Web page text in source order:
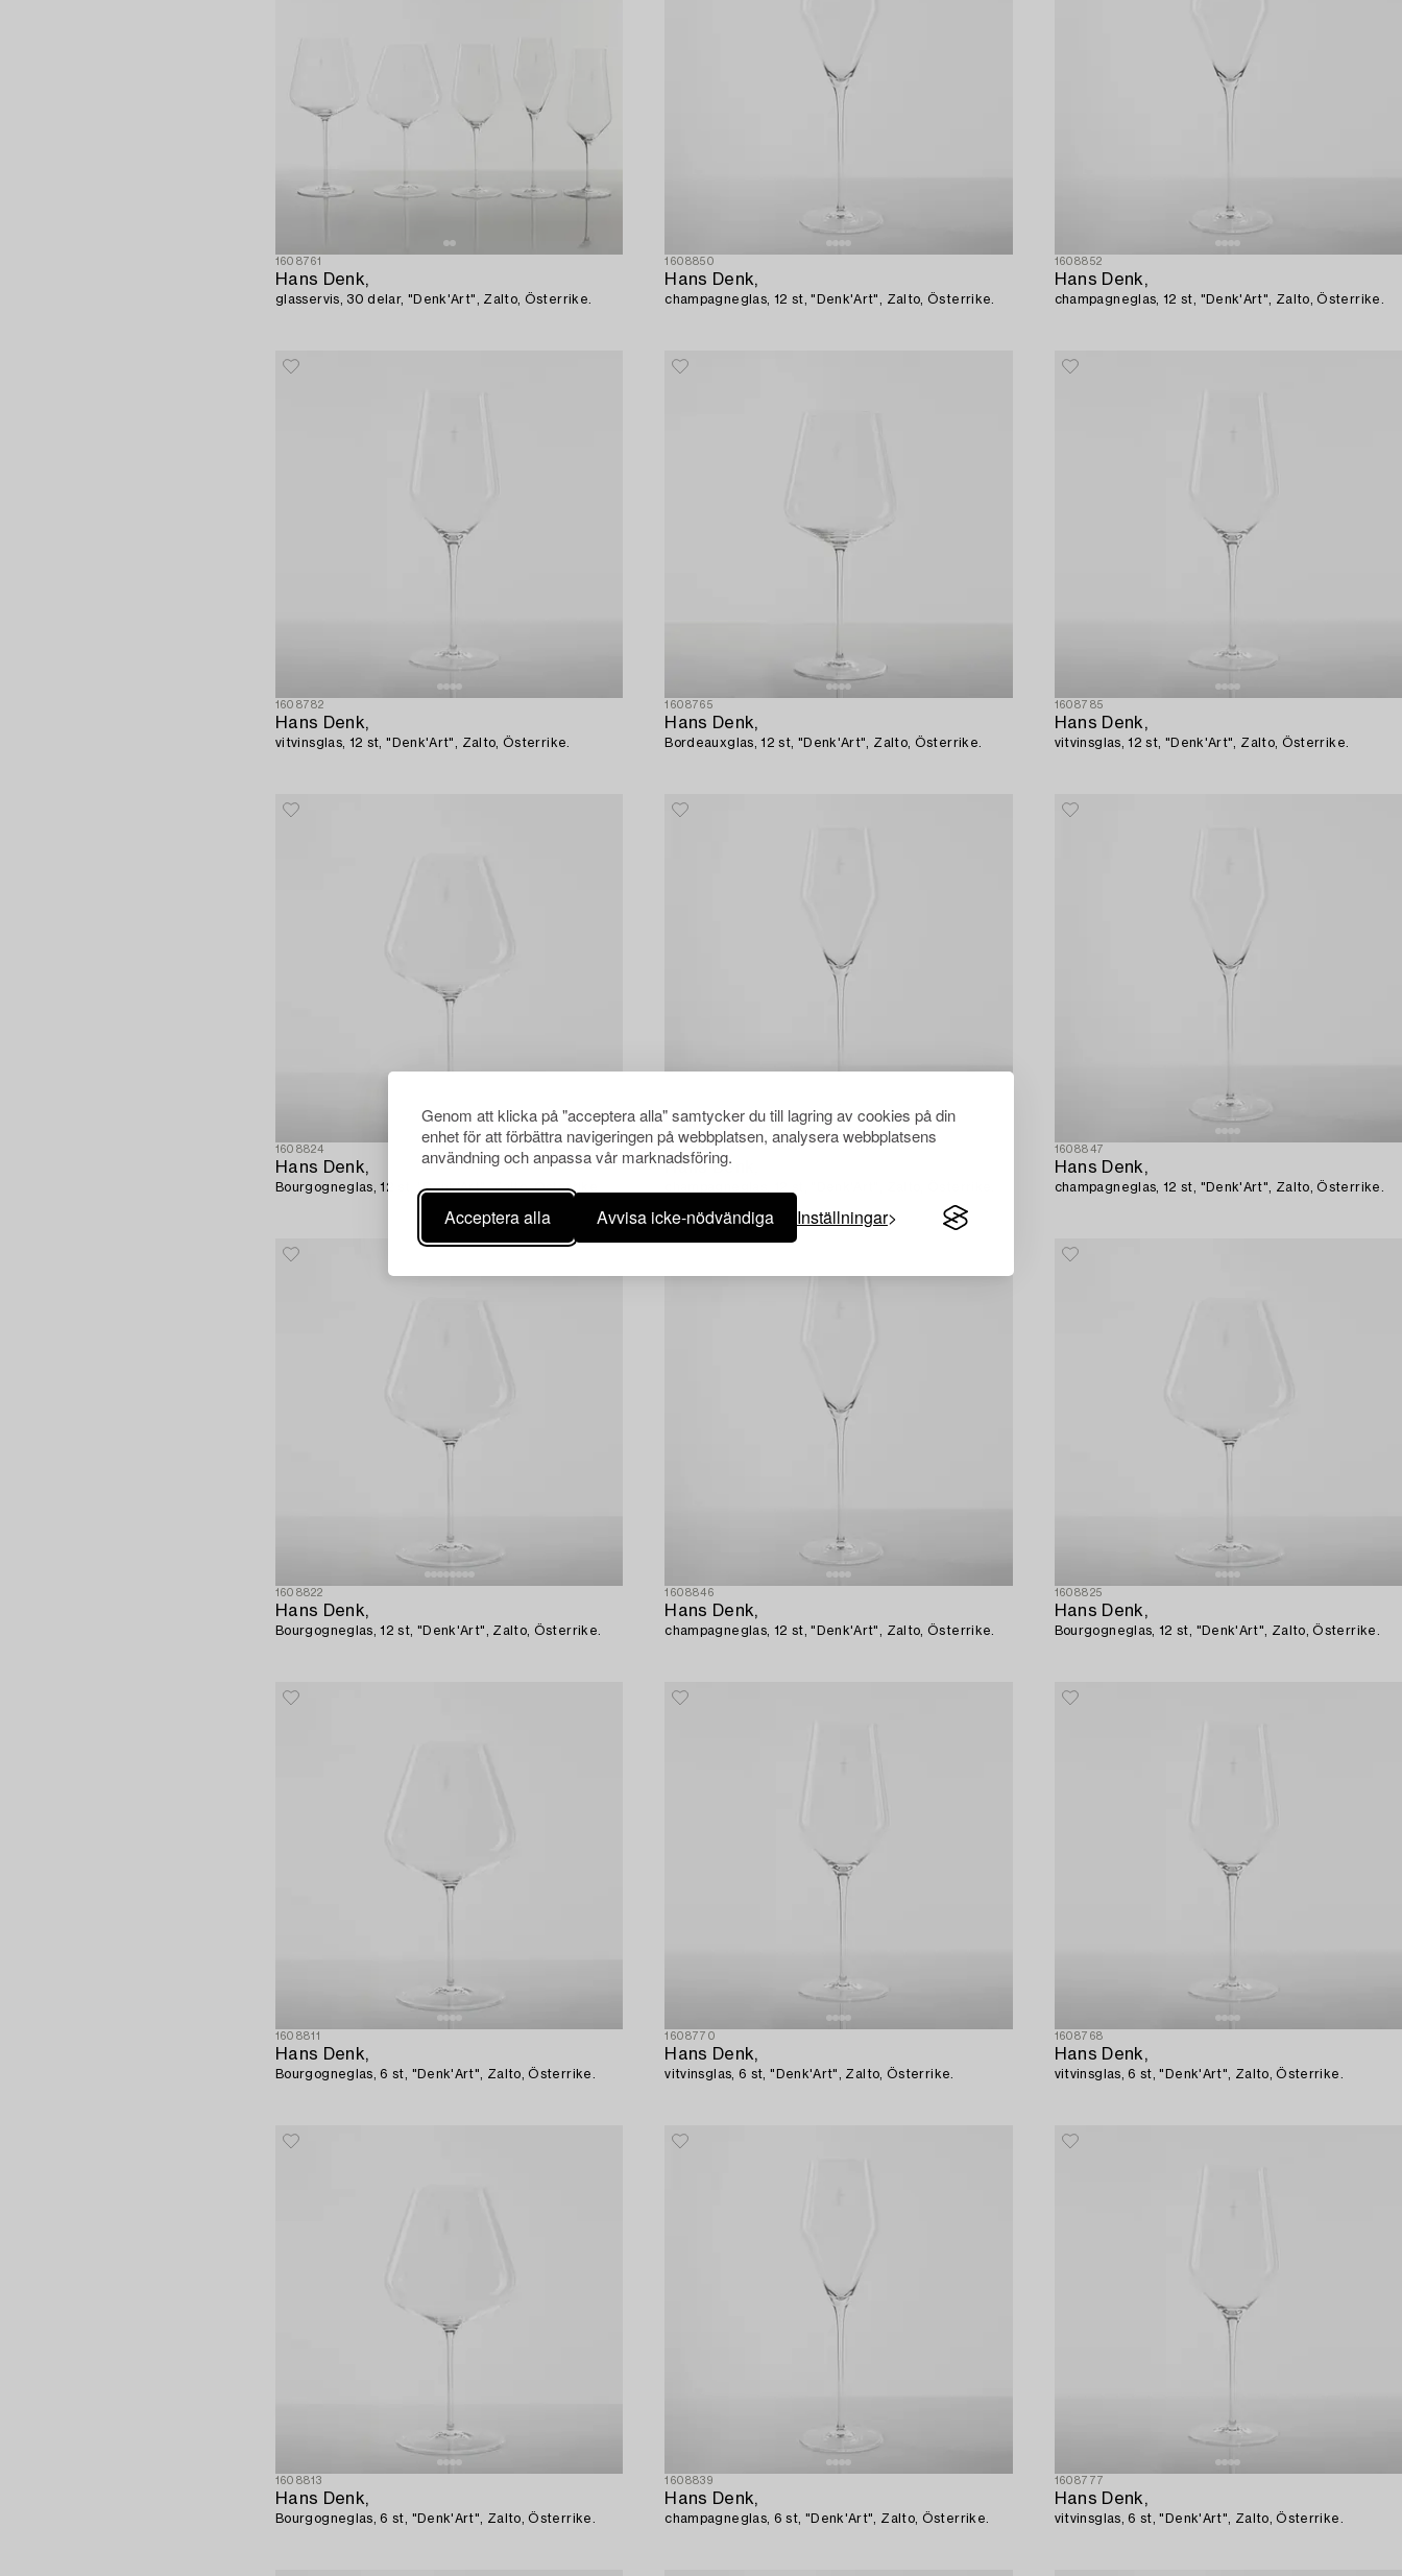
Genom att klicka på "acceptera alla" samtycker du till lagring av cookies på din
enhet för att förbättra navigeringen på webbplatsen, analysera webbplatsens
användning och anpassa vår marknadsföring.
Acceptera alla Avvisa icke-nödvändiga Inställningar
1608761
Hans Denk,
glasservis, 30 delar, "Denk'Art", Zalto, Österrike.
1608850
Hans Denk,
champagneglas, 12 st, "Denk'Art", Zalto, Österrike.
1608852
Hans Denk,
champagneglas, 12 st, "Denk'Art", Zalto, Österrike.
1608782
Hans Denk,
vitvinsglas, 12 st, "Denk'Art", Zalto, Österrike.
1608765
Hans Denk,
Bordeauxglas, 12 st, "Denk'Art", Zalto, Österrike.
1608785
Hans Denk,
vitvinsglas, 12 st, "Denk'Art", Zalto, Österrike.
1608824
Hans Denk,
Bourgogneglas, 12 st, "Denk'Art", Zalto, Österrike.
Hans Denk,
1608847
Hans Denk,
champagneglas, 12 st, "Denk'Art", Zalto, Österrike.
1608822
Hans Denk,
Bourgogneglas, 12 st, "Denk'Art", Zalto, Österrike.
1608846
Hans Denk,
champagneglas, 12 st, "Denk'Art", Zalto, Österrike.
1608825
Hans Denk,
Bourgogneglas, 12 st, "Denk'Art", Zalto, Österrike.
1608811
Hans Denk,
Bourgogneglas, 6 st, "Denk'Art", Zalto, Österrike.
1608770
Hans Denk,
vitvinsglas, 6 st, "Denk'Art", Zalto, Österrike.
1608768
Hans Denk,
vitvinsglas, 6 st, "Denk'Art", Zalto, Österrike.
1608813
Hans Denk,
Bourgogneglas, 6 st, "Denk'Art", Zalto, Österrike.
1608839
Hans Denk,
champagneglas, 6 st, "Denk'Art", Zalto, Österrike.
1608777
Hans Denk,
vitvinsglas, 6 st, "Denk'Art", Zalto, Österrike.